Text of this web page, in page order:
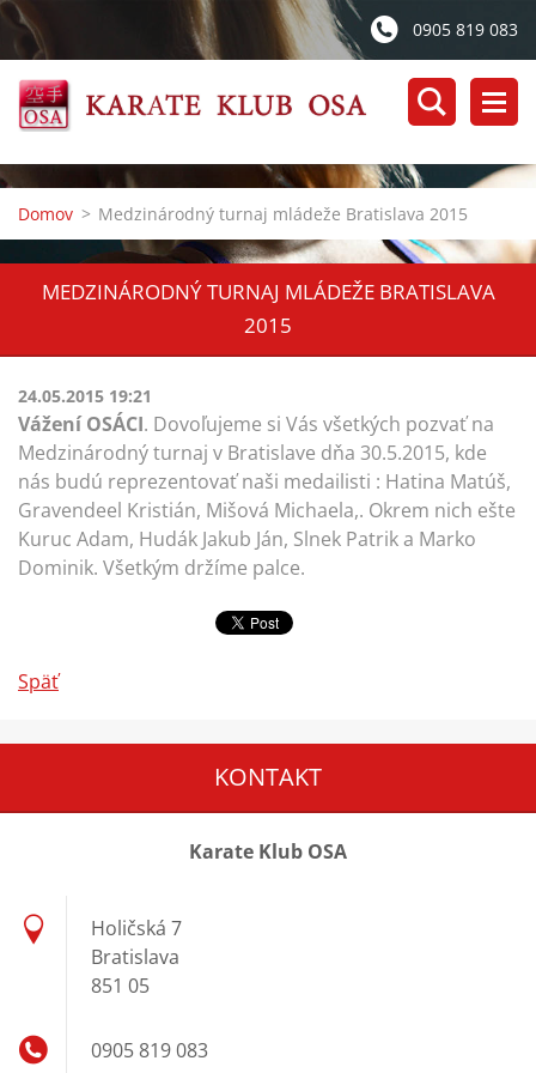
0905 819 083
Domov > Medzinárodný turnaj mládeže Bratislava 2015
MEDZINÁRODNÝ TURNAJ MLÁDEŽE BRATISLAVA
2015
24.05.2015 19:21
Vážení OSÁCI. Dovoľujeme si Vás všetkých pozvať na
Medzinárodný turnaj v Bratislave dňa 30.5.2015, kde
nás budú reprezentovať naši medailisti : Hatina Matúš,
Gravendeel Kristián, Mišová Michaela,. Okrem nich ešte
Kuruc Adam, Hudák Jakub Ján, Slnek Patrik a Marko
Dominik. Všetkým držíme palce.
Späť
KONTAKT
Karate Klub OSA
Holičská 7
Bratislava
851 05
0905 819 083